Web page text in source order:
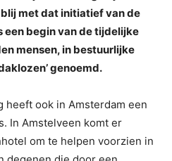
met dat initiatief van de
een begin van de tijdelijke
mensen, in bestuurlijke
genoemd.
heeft ook in Amsterdam een
In Amstelveen komt er
om te helpen voorzien in